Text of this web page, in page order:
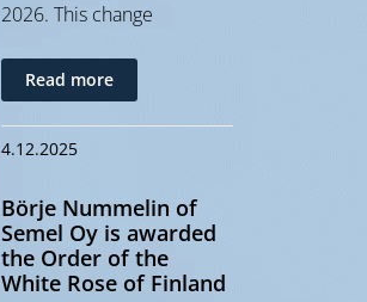
2026. This change
Read more
4.12.2025
Börje Nummelin of
Semel Oy is awarded
the Order of the
White Rose of Finland